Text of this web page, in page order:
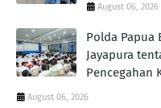
August 06, 2026
Polda Papua
Jayapura
Pencegahan
August 06, 2026